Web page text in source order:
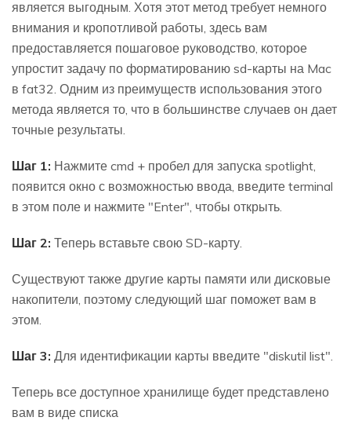
является выгодным. Хотя этот метод требует немного
внимания и кропотливой работы, здесь вам
предоставляется пошаговое руководство, которое
упростит задачу по форматированию sd-карты на Mac
в fat32. Одним из преимуществ использования этого
метода является то, что в большинстве случаев он дает
точные результаты.
Шаг 1: Нажмите cmd + пробел для запуска spotlight,
появится окно с возможностью ввода, введите terminal
в этом поле и нажмите "Enter", чтобы открыть.
Шаг 2: Теперь вставьте свою SD-карту.
Существуют также другие карты памяти или дисковые
накопители, поэтому следующий шаг поможет вам в
этом.
Шаг 3: Для идентификации карты введите "diskutil list".
Теперь все доступное хранилище будет представлено
вам в виде списка